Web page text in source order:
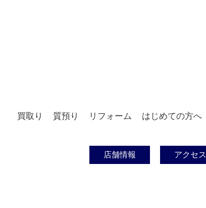
買取り 質預り リフォーム はじめての方へ
店舗情報 アクセス